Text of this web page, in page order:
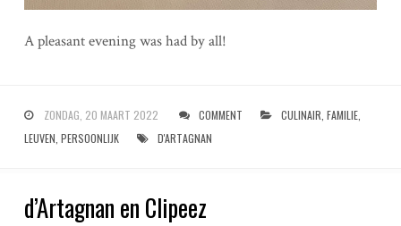
A pleasant evening was had by all!
ZONDAG, 20 MAART 2022 COMMENT CULINAIR FAMILIE,
LEUVEN PERSOONLIJK D'ARTAGNAN
d’Artagnan en Clipeez